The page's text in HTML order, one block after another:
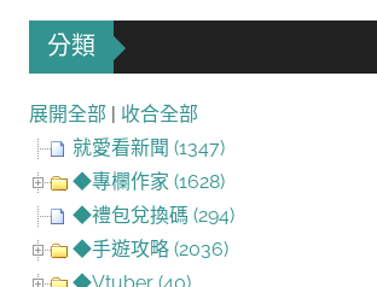
分類
展開全部 | 收合全部
就愛看新聞 (1347)
◆專欄作家 (1628)
◆禮包兌換碼 (294)
◆手遊攻略 (2036)